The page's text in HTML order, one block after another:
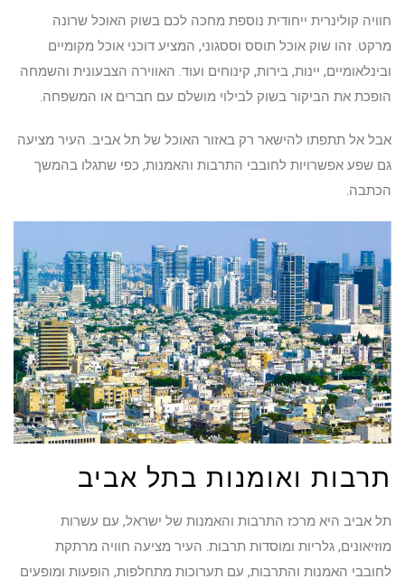
חוויה קולינרית ייחודית נוספת מחכה לכם בשוק האוכל שרונה
מרקט. זהו שוק אוכל תוסס וססגוני, המציע דוכני אוכל מקומיים
ובינלאומיים, יינות, בירות, קינוחים ועוד. האווירה הצבעונית והשמחה
הופכת את הביקור בשוק לבילוי מושלם עם חברים או המשפחה.
אבל אל תתפתו להישאר רק באזור האוכל של תל אביב. העיר מציעה
גם שפע אפשרויות לחובבי התרבות והאמנות, כפי שתגלו בהמשך
הכתבה.
תרבות ואומנות בתל אביב
תל אביב היא מרכז התרבות והאמנות של ישראל, עם עשרות
מוזיאונים, גלריות ומוסדות תרבות. העיר מציעה חוויה מרתקת
לחובבי האמנות והתרבות, עם תערוכות מתחלפות, הופעות ומופעים